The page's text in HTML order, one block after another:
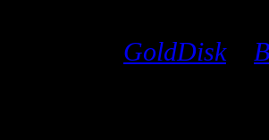
GoldDiskи